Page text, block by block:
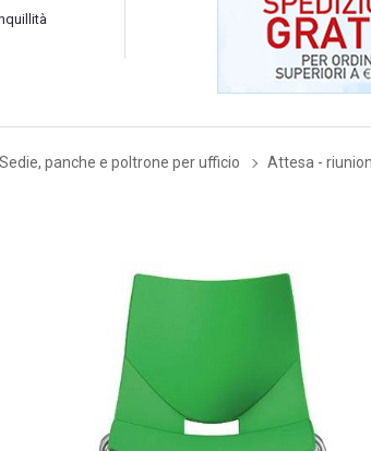
Sedie, panche e poltrone per ufficio Attesa -